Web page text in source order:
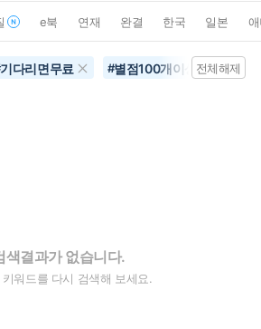
e북 연재 완결 한국 일본
기다리면무료 #별점100개이상 #음악
전체해제
색결과가 없습니다.
워드를 다시 검색해 보세요.